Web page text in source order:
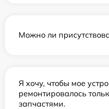
Можно ли
Я хочу, чтобы мое
ремонтировалось
запчастями.